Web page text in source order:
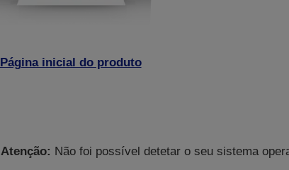
Página inicial do produto
Atenção: Não foi possível detetar o seu sistema